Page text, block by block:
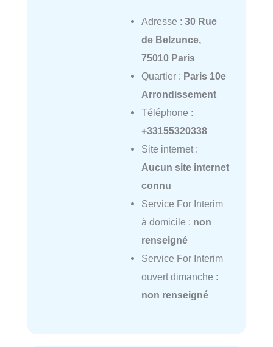
Adresse : 30 Rue
de Belzunce,
75010 Paris
Quartier : Paris 10e
Arrondissement
Téléphone :
+33155320338
Site internet :
Aucun site internet
connu
Service For Interim
à domicile : non
renseigné
Service For Interim
ouvert dimanche :
non renseigné